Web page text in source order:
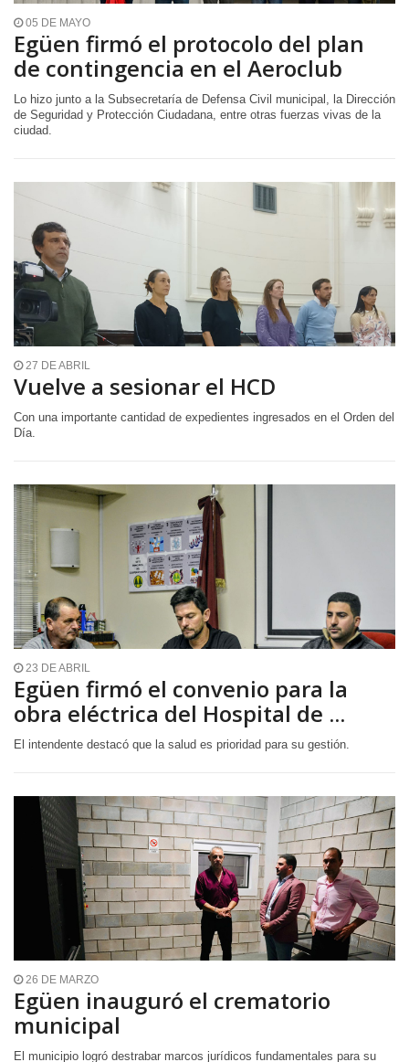
05 DE MAYO
Egüen firmó el protocolo del plan
de contingencia en el Aeroclub
Lo hizo junto a la Subsecretaría de Defensa Civil municipal, la Dirección
de Seguridad y Protección Ciudadana, entre otras fuerzas vivas de la
ciudad.
27 DE ABRIL
Vuelve a sesionar el HCD
Con una importante cantidad de expedientes ingresados en el Orden del
Día.
23 DE ABRIL
Egüen firmó el convenio para la
obra eléctrica del Hospital de ...
El intendente destacó que la salud es prioridad para su gestión.
26 DE MARZO
Egüen inauguró el crematorio
municipal
El municipio logró destrabar marcos jurídicos fundamentales para su